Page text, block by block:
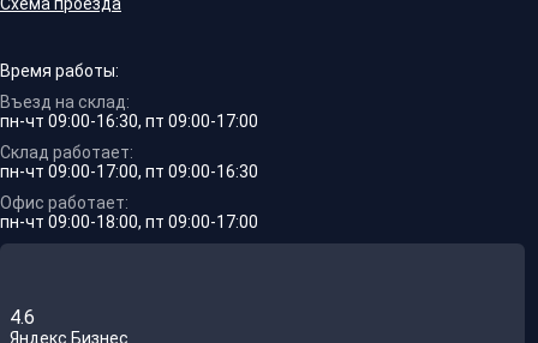
Время работы:
Въезд на склад:
пн-чт 09:00-16:30, пт 09:00-17:00
Склад работает:
пн-чт 09:00-17:00, пт 09:00-16:30
Офис работает:
пн-чт 09:00-18:00, пт 09:00-17:00
4.6
Яндекс.Бизнес